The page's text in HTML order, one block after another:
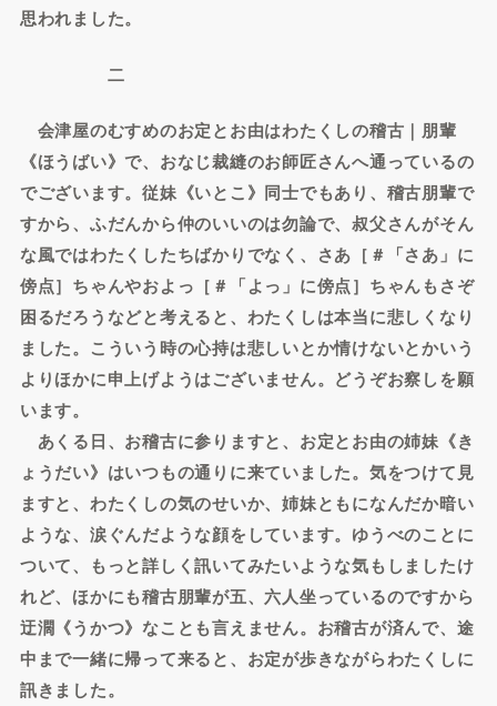
思われました。
二
会津屋のむすめのお定とお由はわたくしの稽古｜朋輩
《ほうばい》で、おなじ裁縫のお師匠さんへ通っているの
でございます。従妹《いとこ》同士でもあり、稽古朋輩で
すから、ふだんから仲のいいのは勿論で、叔父さんがそん
な風ではわたくしたちばかりでなく、さあ［＃「さあ」に
傍点］ちゃんやおよっ［＃「よっ」に傍点］ちゃんもさぞ
困るだろうなどと考えると、わたくしは本当に悲しくなり
ました。こういう時の心持は悲しいとか情けないとかいう
よりほかに申上げようはございません。どうぞお察しを願
います。
あくる日、お稽古に参りますと、お定とお由の姉妹《き
ょうだい》はいつもの通りに来ていました。気をつけて見
ますと、わたくしの気のせいか、姉妹ともになんだか暗い
ような、涙ぐんだような顔をしています。ゆうべのことに
ついて、もっと詳しく訊いてみたいような気もしましたけ
れど、ほかにも稽古朋輩が五、六人坐っているのですから
迂濶《うかつ》なことも言えません。お稽古が済んで、途
中まで一緒に帰って来ると、お定が歩きながらわたくしに
訊きました。